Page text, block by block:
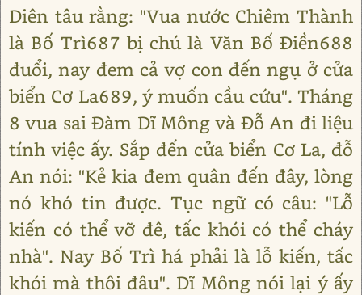
Diên tâu rằng: "Vua nước Chiêm Thành
là Bố Trì687 bị chú là Văn Bố Điền688
đuổi, nay đem cả vợ con đến ngụ ở cửa
biển Cơ La689, ý muốn cầu cứu". Tháng
8 vua sai Đàm Dĩ Mông và Đỗ An đi liệu
tính việc ấy. Sắp đến cửa biển Cơ La, đỗ
An nói: "Kẻ kia đem quân đến đây, lòng
nó khó tin được. Tục ngữ có câu: "Lỗ
kiến có thể vỡ đê, tấc khói có thể cháy
nhà". Nay Bố Trì há phải là lỗ kiến, tấc
khói mà thôi đâu". Dĩ Mông nói lại ý ấy